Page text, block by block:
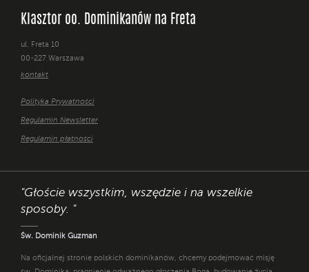
Klasztor oo. Dominikanów na Freta
ul. Freta 10
00-227 Warszawa
kontakt
Polityka Prywatności
Regulamin Newsletter
Regulamin płatności
"Głoście wszystkim, wszędzie i na wszelkie
sposoby. "
Św. Dominik Guzman
Na oficjalnej stronie polskich dominikanów, chcemy podejmować misję